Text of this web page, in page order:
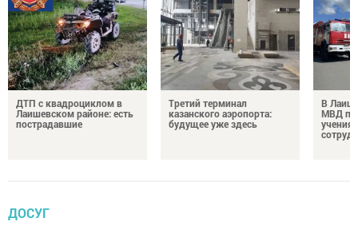
ДТП с квадроциклом в
Лаишевском районе: есть
пострадавшие
Третий терминал
казанского аэропорта:
будущее уже здесь
В
МВД
учения
ДОСУГ